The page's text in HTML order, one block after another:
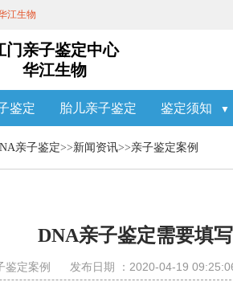
江生物
门亲子鉴定中心
华江生物
鉴定 胎儿亲子鉴定 鉴定须知 ▼
亲子鉴定>>新闻资讯>>亲子鉴定案例
DNA亲子鉴定需要填
鉴定案例 发布日期 ：2020-04-19